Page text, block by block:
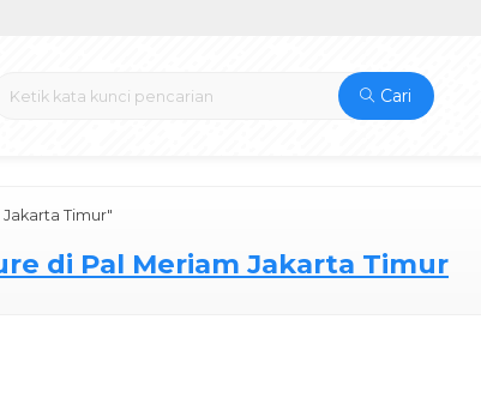
Cari
Timur"
di Pal Meriam Jakarta Timur